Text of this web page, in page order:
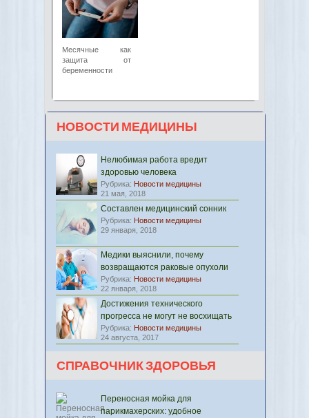
Месячные как
защита от
беременности
НОВОСТИ МЕДИЦИНЫ
Нелюбимая работа вредит
здоровью человека
Рубрика: Новости медицины
21 мая, 2018
Составлен медицинский сонник
Рубрика: Новости медицины
29 января, 2018
Медики выяснили, почему
возвращаются раковые опухоли
Рубрика: Новости медицины
22 января, 2018
Достижения технического
прогресса не могут не восхищать
Рубрика: Новости медицины
24 августа, 2017
СПРАВОЧНИК ЗДОРОВЬЯ
Переносная мойка для
парикмахерских: удобное